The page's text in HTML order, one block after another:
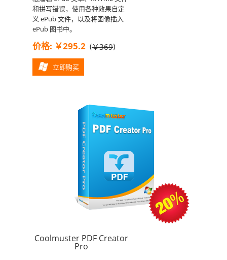
和拼写错误，使用各种效果自定
义 ePub 文件，以及将图像插入
ePub 图书中。
价格: ￥295.2 (￥369)
立即购买
Coolmuster PDF Creator
Pro